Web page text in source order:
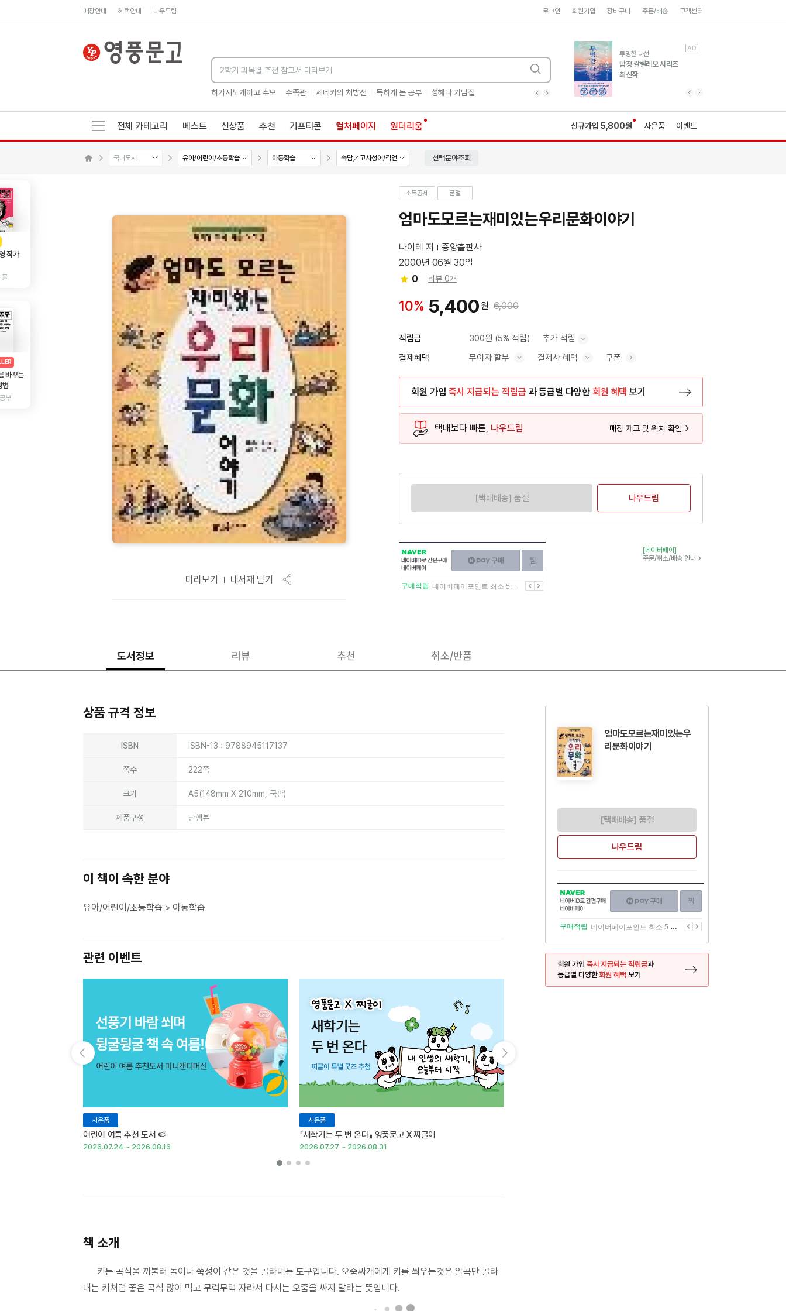
매장안내 혜택안내 나우드림 로그인 회원가입 장바구니 주문/배송 고객센터
히가시노게이고 추모 수족관 세네카의 처방전 독하게 돈 공부 성해나 기담집 히가시노게이고 추모 수족관 독하게 돈 공부
유럽 도시 기행3
풍성한 서사와 인문학적
통찰!
AD
투명한 나선
탐정 갈릴레오 시리즈
최신작
AD
전체 카테고리 베스트 신상품 추천 기프티콘 컬처페이지 원더리움 신규가입 5,800원 사은품 이벤트
국내도서 유아/어린이/초등학습 아동학습 속담／고사성어/격언 선택분야조회
AD
작가
물
AD
바꾸는
법
부
미리보기 내서재 담기
소득공제 품절
엄마도모르는재미있는우리문화이야기
나이테 저
중앙출판사
2000년 06월 30일
0
리뷰 0개
10% 5,400원 6,000
적립금 300원 (5% 적립) 추가 적립
결제혜택 무이자 할부 결제사 혜택 쿠폰
회원 가입 즉시 지급되는 적립금 과 등급별 다양한 회원 혜택 보기
택배보다 빠른, 나우드림 매장 재고 및 위치 확인
[택배배송] 품절 나우드림
NAVER
네이버
ID로
간편구매
네이버페이
구매하기
이전
구매적립 네이버페이포인트 최소 5.5% 적립 다음
[네이버페이]
주문/취소/배송 안내
도서정보 리뷰 추천 취소/반품
상품 규격 정보
ISBN ISBN-13 : 9788945117137
쪽수 222쪽
크기 A5(148mm X 210mm, 국판)
제품구성 단행본
이 책이 속한 분야
유아/어린이/초등학습 > 아동학습
관련 이벤트
사은품
어린이 여름 추천 도서 🍉
2026.07.24 ~ 2026.08.16
사은품
『새학기는 두 번 온다』 영풍문고 X 찌글이
2026.07.27 ~ 2026.08.31
책 소개
키는 곡식을 까불러 돌이나 쭉정이 같은 것을 골라내는 도구입니다. 오줌싸개에게 키를 씌우는것은 알곡만 골라
내는 키처럼 좋은 곡식 많이 먹고 무럭무럭 자라서 다시는 오줌을 싸지 말라는 뜻입니다.
엄마도모르는재미있는우
리문화이야기
[택배배송] 품절
나우드림
NAVER
네이버
ID로
간편구매
네이버페이
구매하기
이전
구매적립 네이버페이포인트 최소 5.5% 적립 다음
회원 가입 즉시 지급되는 적립금과
등급별 다양한회원 혜택 보기